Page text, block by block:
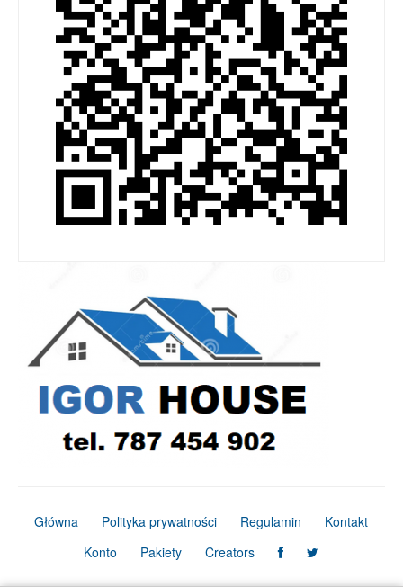
Główna Polityka prywatności Regulamin
Kontakt
Konto
Pakiety Creators